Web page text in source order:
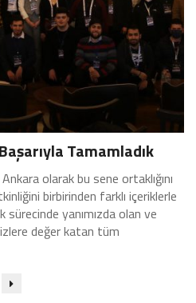
Tamamladık
olarak bu sene ortaklığını
birbirinden farklı içeriklerle
sürecinde yanımızda olan ve
değer katan tüm